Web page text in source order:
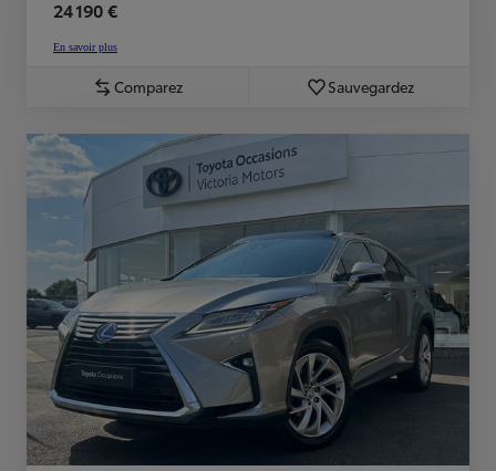
24 190 €
En savoir plus
Comparez Sauvegardez